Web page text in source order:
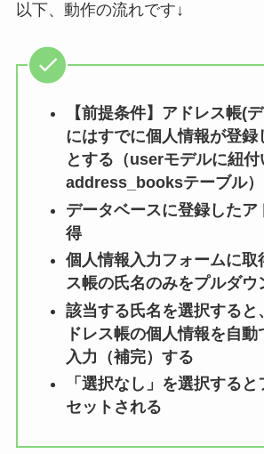
以下、動作の流れです↓
【前提条件】アドレス帳(
にはすでに個人情報が登録
とする（userモデルに紐付
address_booksテーブル）
データベースに登録したア
得
個人情報入力フォームに取
ス帳の氏名のみをプルダウ
該当する氏名を選択すると
ドレス帳の個人情報を自動
入力（補完）する
「選択なし」を選択すると
セットされる